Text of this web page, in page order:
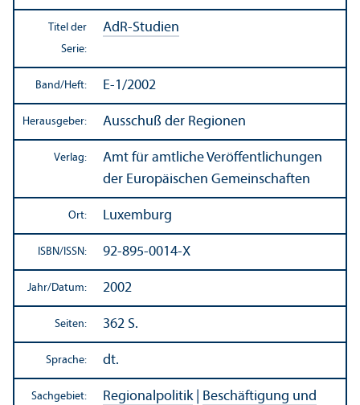
Titel der
Serie:
AdR-Studien
Band/Heft: E-1/2002
Herausgeber: Ausschuß der Regionen
Verlag:
Amt für amtliche Veröffentlichungen
der Europäischen Gemeinschaften
Ort: Luxemburg
ISBN/ ISSN: 92-895-0014-X
Jahr/Datum: 2002
Seiten: 362 S.
Sprache: dt.
Sachgebiet: Regionalpolitik| Beschäftigung und